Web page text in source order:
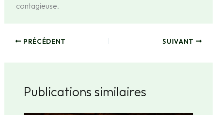
contagieuse.
PRÉCÉDENT SUIVANT
Publications similaires